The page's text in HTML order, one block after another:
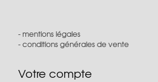
mentions légales
conditions générales de vente
Votre compte